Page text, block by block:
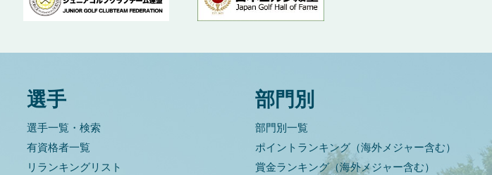
選手
選手一覧・検索
有資格者一覧
リランキングリスト
部門別
部門別一覧
ポイントランキング（海外メジャー含む）
賞金ランキング（海外メジャー含む）